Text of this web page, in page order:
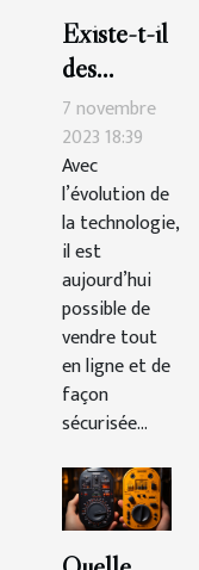
Existe-t-il
des
possibilités
de vendre
le CBD en
ligne ?
7 novembre
2023 18:39
Avec
l’évolution de
la technologie,
il est
aujourd’hui
possible de
vendre tout
en ligne et de
façon
sécurisée...